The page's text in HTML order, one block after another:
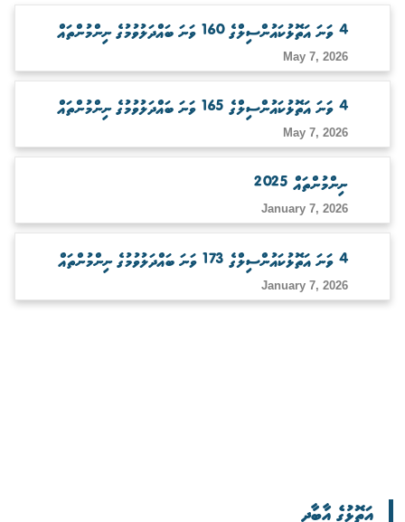
4 ވަނަ އަތޮޅުކައުންސިލްގެ 160 ވަނަ ބައްދަލުވުމުގެ ނިންމުންތައް
May 7, 2026
4 ވަނަ އަތޮޅުކައުންސިލްގެ 165 ވަނަ ބައްދަލުވުމުގެ ނިންމުންތައް
May 7, 2026
ނިންމުންތައް 2025
January 7, 2026
4 ވަނަ އަތޮޅުކައުންސިލްގެ 173 ވަނަ ބައްދަލުވުމުގެ ނިންމުންތައް
January 7, 2026